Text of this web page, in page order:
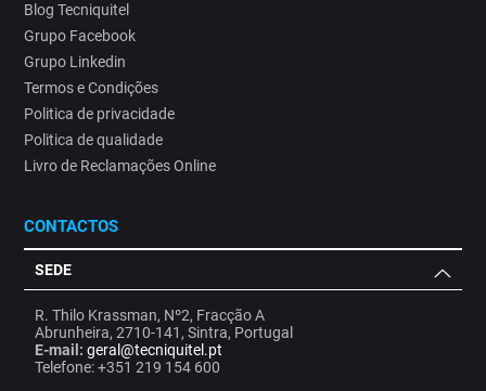
Blog Tecniquitel
Grupo Facebook
Grupo Linkedin
Termos e Condições
Politica de privacidade
Politica de qualidade
Livro de Reclamações Online
CONTACTOS
SEDE
R. Thilo Krassman, Nº2, Fracção A
Abrunheira, 2710-141, Sintra, Portugal
E-mail: geral@tecniquitel.pt
Telefone: +351 219 154 600